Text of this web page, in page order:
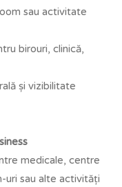
sau activitate
birouri, clinică,
și vizibilitate
medicale, centre
uri sau alte activități